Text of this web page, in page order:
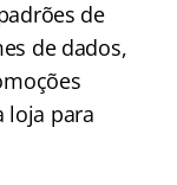
de
de dados,
loja para